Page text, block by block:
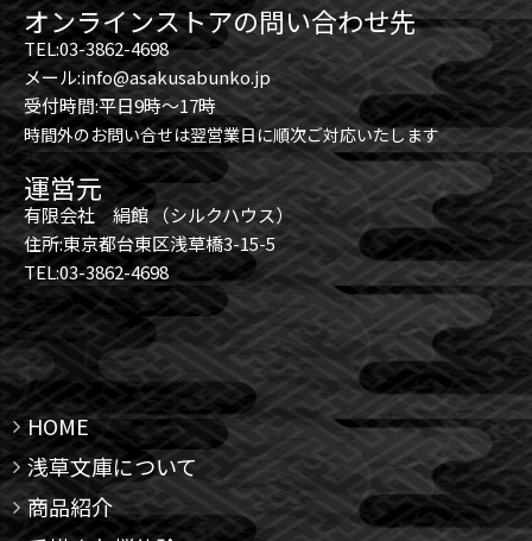
オンラインストアの問い合わせ先
TEL:03-3862-4698
メール:info@asakusabunko.jp
受付時間:平日9時～17時
時間外のお問い合せは翌営業日に順次ご対応いたします
運営元
有限会社 絹館 （シルクハウス）
住所:東京都台東区浅草橋3-15-5
TEL:03-3862-4698
HOME
浅草文庫について
商品紹介